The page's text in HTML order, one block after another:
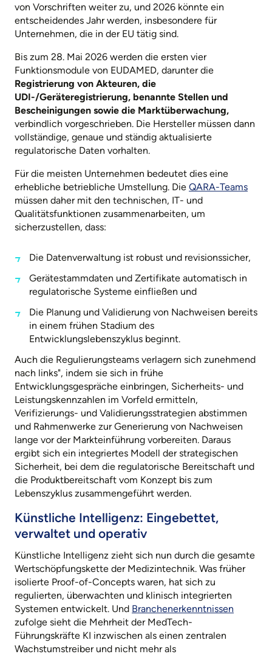
von Vorschriften weiter zu, und 2026 könnte ein
entscheidendes Jahr werden, insbesondere für
Unternehmen, die in der EU tätig sind.
Bis zum 28. Mai 2026 werden die ersten vier
Funktionsmodule von EUDAMED, darunter die
Registrierung von Akteuren, die
UDI-/Geräteregistrierung, benannte Stellen und
Bescheinigungen sowie die Marktüberwachung,
verbindlich vorgeschrieben. Die Hersteller müssen dann
vollständige, genaue und ständig aktualisierte
regulatorische Daten vorhalten.
Für die meisten Unternehmen bedeutet dies eine
erhebliche betriebliche Umstellung. Die QARA-Teams
müssen daher mit den technischen, IT- und
Qualitätsfunktionen zusammenarbeiten, um
sicherzustellen, dass:
Die Datenverwaltung ist robust und revisionssicher,
Gerätestammdaten und Zertifikate automatisch in
regulatorische Systeme einfließen und
Die Planung und Validierung von Nachweisen bereits
in einem frühen Stadium des
Entwicklungslebenszyklus beginnt.
Auch die Regulierungsteams verlagern sich zunehmend
nach links", indem sie sich in frühe
Entwicklungsgespräche einbringen, Sicherheits- und
Leistungskennzahlen im Vorfeld ermitteln,
Verifizierungs- und Validierungsstrategien abstimmen
und Rahmenwerke zur Generierung von Nachweisen
lange vor der Markteinführung vorbereiten. Daraus
ergibt sich ein integriertes Modell der strategischen
Sicherheit, bei dem die regulatorische Bereitschaft und
die Produktbereitschaft vom Konzept bis zum
Lebenszyklus zusammengeführt werden.
Künstliche Intelligenz: Eingebettet,
verwaltet und operativ
Künstliche Intelligenz zieht sich nun durch die gesamte
Wertschöpfungskette der Medizintechnik. Was früher
isolierte Proof-of-Concepts waren, hat sich zu
regulierten, überwachten und klinisch integrierten
Systemen entwickelt. Und Branchenerkenntnissen
zufolge sieht die Mehrheit der MedTech-
Führungskräfte KI inzwischen als einen zentralen
Wachstumstreiber und nicht mehr als